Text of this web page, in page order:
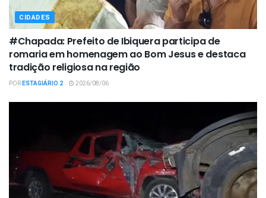
CIDADES
#Chapada: Prefeito de Ibiquera participa de
romaria em homenagem ao Bom Jesus e destaca
tradição religiosa na região
PORESTAGIÁRIO 2 2026/08/06